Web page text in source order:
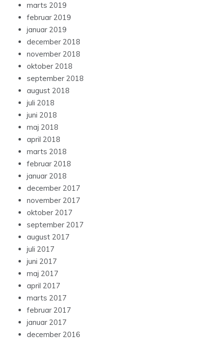
marts 2019
februar 2019
januar 2019
december 2018
november 2018
oktober 2018
september 2018
august 2018
juli 2018
juni 2018
maj 2018
april 2018
marts 2018
februar 2018
januar 2018
december 2017
november 2017
oktober 2017
september 2017
august 2017
juli 2017
juni 2017
maj 2017
april 2017
marts 2017
februar 2017
januar 2017
december 2016